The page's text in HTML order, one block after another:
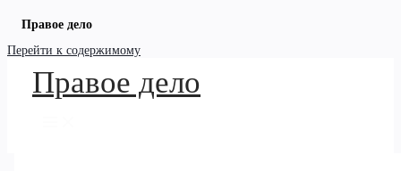
Правое дело
Перейти к содержимому
Правое дело